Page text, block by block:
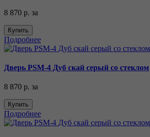
8 870 р. за
Купить
Подробнее
Дверь PSM-4 Дуб скай серый со стеклом
8 870 р. за
Купить
Подробнее